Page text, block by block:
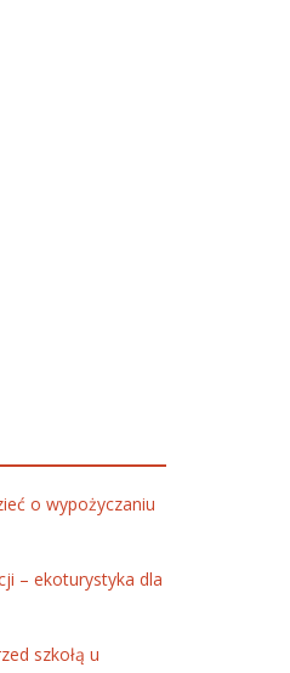
o wypożyczaniu
– ekoturystyka dla
szkołą u